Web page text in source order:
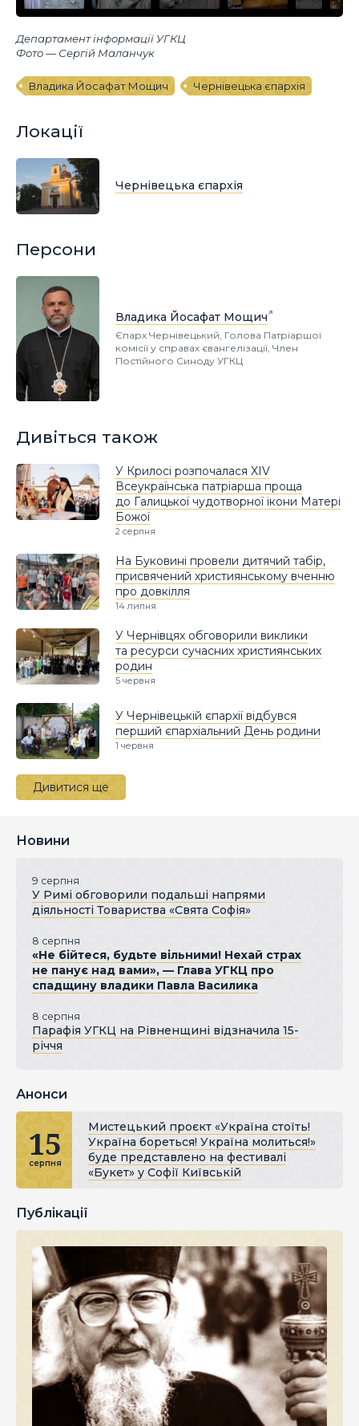
Департамент інформації УГКЦ
Фото — Сергій Маланчук
Владика Йосафат Мощич Чернівецька єпархія
Локації
Чернівецька єпархія
Персони
Владика Йосафат Мощич
Єпарх Чернівецький, Голова Патріаршої
комісії у справах євангелізації, Член
Постійного Синоду УГКЦ
Дивіться також
У Крилосі розпочалася XIV
Всеукраїнська патріарша проща
до Галицької чудотворної ікони Матері
Божої
2 серпня
На Буковині провели дитячий табір,
присвячений християнському вченню
про довкілля
14 липня
У Чернівцях обговорили виклики
та ресурси сучасних християнських
родин
5 червня
У Чернівецькій єпархії відбувся
перший єпархіальний День родини
1 червня
Дивитися ще
Новини
9 серпня
У Римі обговорили подальші напрями
діяльності Товариства «Свята Софія»
8 серпня
«Не бійтеся, будьте вільними! Нехай страх
не панує над вами», — Глава УГКЦ про
спадщину владики Павла Василика
8 серпня
Парафія УГКЦ на Рівненщині відзначила 15-
річчя
Анонси
15
серпня
Мистецький проєкт «Україна стоїть!
Україна бореться! Україна молиться!»
буде представлено на фестивалі
«Букет» у Софії Київській
Публікації